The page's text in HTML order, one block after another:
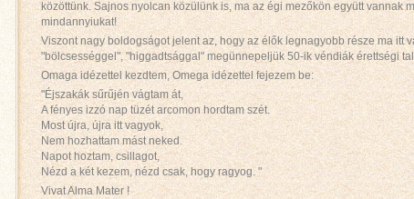
közöttünk. Sajnos nyolcan közülünk is, ma az égi mezőkön együtt vannak
mindannyiukat!
Viszont nagy boldogságot jelent az, hogy az élők legnagyobb része ma itt
"bölcsességgel", "higgadtsággal" megünnepeljük 50-ik véndiák érettségi
Omaga idézettel kezdtem, Omega idézettel fejezem be:
"Éjszakák sűrűjén vágtam át,
A fényes izzó nap tüzét arcomon hordtam szét.
Most újra, újra itt vagyok,
Nem hozhattam mást neked.
Napot hoztam, csillagot,
Nézd a két kezem, nézd csak, hogy ragyog. "
Vivat Alma Mater !